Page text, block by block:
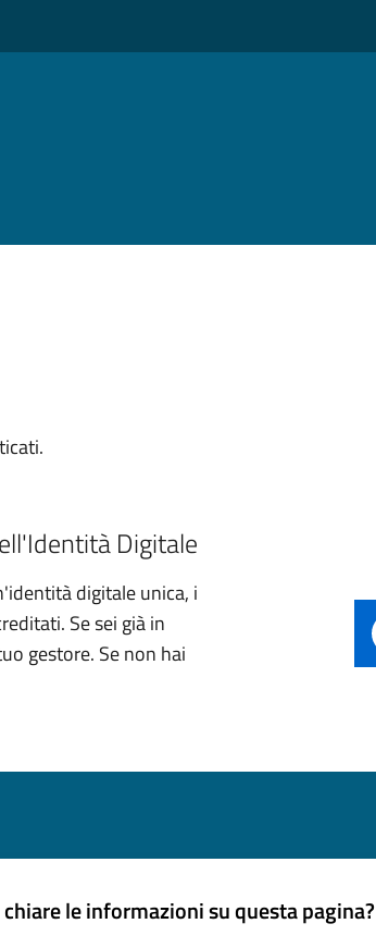
Digitale
digitale unica, i
Se sei già in
gestore. Se non hai
le informazioni su questa pagina?